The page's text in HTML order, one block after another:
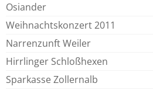
Osiander
Weihnachtskonzert 2011
Narrenzunft Weiler
Hirrlinger Schloßhexen
Sparkasse Zollernalb